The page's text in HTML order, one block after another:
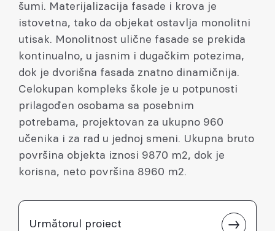
šumi. Materijalizacija fasade i krova je
istovetna, tako da objekat ostavlja monolitni
utisak. Monolitnost ulične fasade se prekida
kontinualno, u jasnim i dugačkim potezima,
dok je dvorišna fasada znatno dinamičnija.
Celokupan kompleks škole je u potpunosti
prilagođen osobama sa posebnim
potrebama, projektovan za ukupno 960
učenika i za rad u jednoj smeni. Ukupna bruto
površina objekta iznosi 9870 m2, dok je
korisna, neto površina 8960 m2.
Următorul proiect